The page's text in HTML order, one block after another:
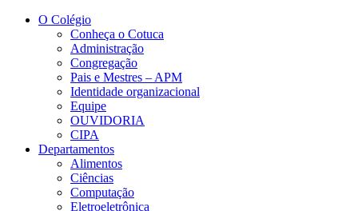
Conteúdo principal
O Colégio
Conheça o Cotuca
Administração
Congregação
Pais e Mestres – APM
Identidade organizacional
Equipe
OUVIDORIA
CIPA
Departamentos
Alimentos
Ciências
Computação
Eletroeletrônica